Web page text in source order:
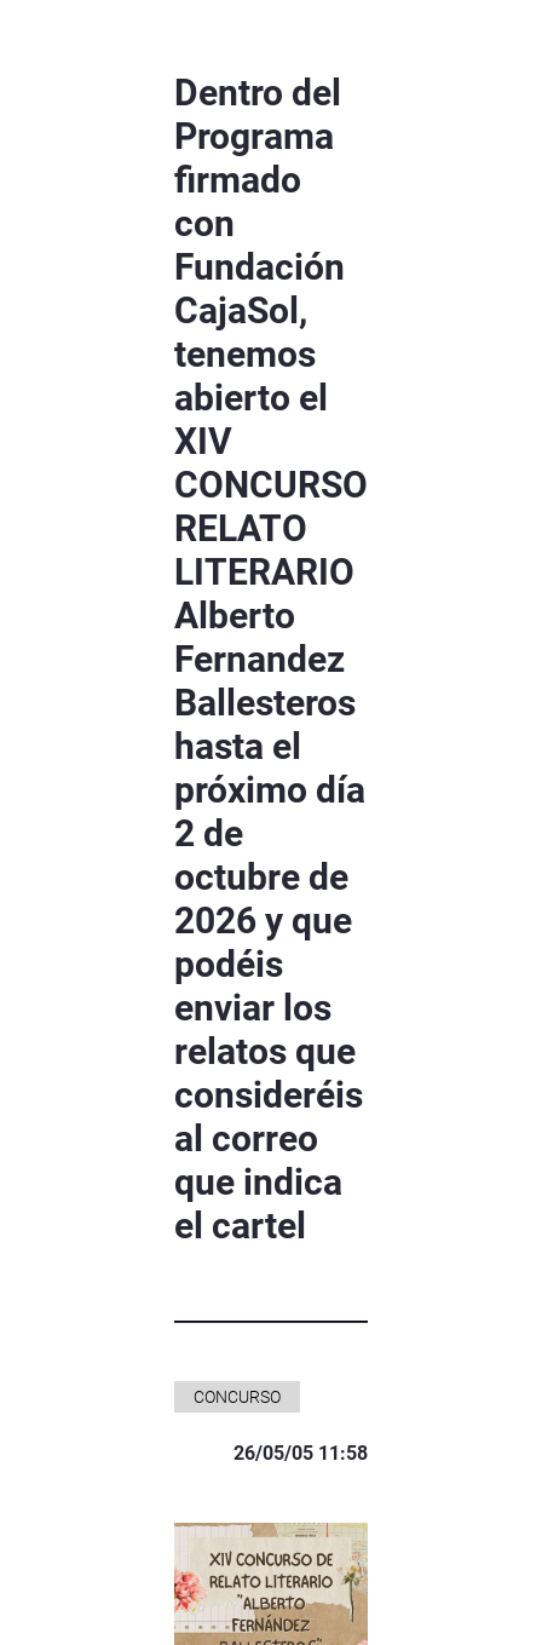
Dentro del
Programa
firmado
con
Fundación
CajaSol,
tenemos
abierto el
XIV
CONCURSO
RELATO
LITERARIO
Alberto
Fernandez
Ballesteros
hasta el
próximo día
2 de
octubre de
2026 y que
podéis
enviar los
relatos que
consideréis
al correo
que indica
el cartel
CONCURSO
26/05/05 11:58